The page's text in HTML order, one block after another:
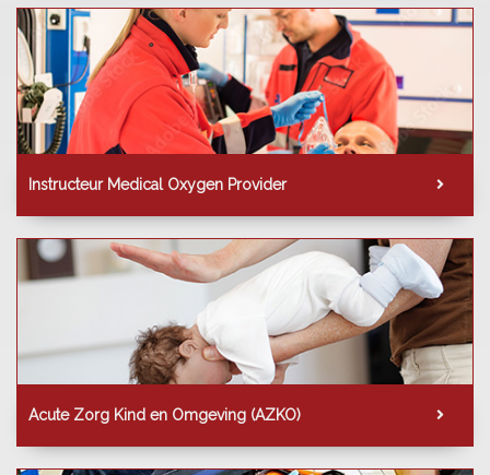
Instructeur Medical Oxygen Provider
Acute Zorg Kind en Omgeving (AZKO)